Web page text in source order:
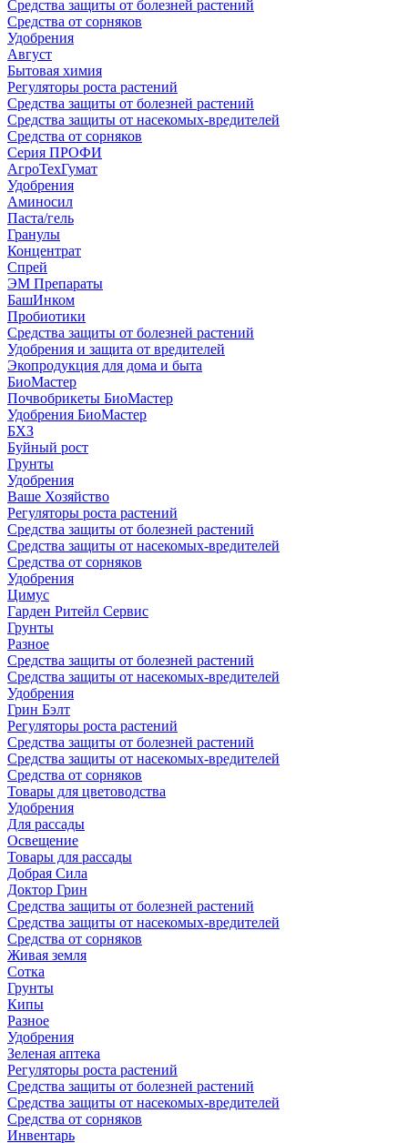
Средства защиты от болезней растений
Средства от сорняков
Удобрения
Август
Бытовая химия
Регуляторы роста растений
Средства защиты от болезней растений
Средства защиты от насекомых-вредителей
Средства от сорняков
Серия ПРОФИ
АгроТехГумат
Удобрения
Аминосил
Паста/гель
Гранулы
Концентрат
Спрей
ЭМ Препараты
БашИнком
Пробиотики
Средства защиты от болезней растений
Удобрения и защита от вредителей
Экопродукция для дома и быта
БиоМастер
Почвобрикеты БиоМастер
Удобрения БиоМастер
БХЗ
Буйный рост
Грунты
Удобрения
Ваше Хозяйство
Регуляторы роста растений
Средства защиты от болезней растений
Средства защиты от насекомых-вредителей
Средства от сорняков
Удобрения
Цимус
Гарден Ритейл Сервис
Грунты
Разное
Средства защиты от болезней растений
Средства защиты от насекомых-вредителей
Удобрения
Грин Бэлт
Регуляторы роста растений
Средства защиты от болезней растений
Средства защиты от насекомых-вредителей
Средства от сорняков
Товары для цветоводства
Удобрения
Для рассады
Освещение
Товары для рассады
Добрая Сила
Доктор Грин
Средства защиты от болезней растений
Средства защиты от насекомых-вредителей
Средства от сорняков
Живая земля
Сотка
Грунты
Кипы
Разное
Удобрения
Зеленая аптека
Регуляторы роста растений
Средства защиты от болезней растений
Средства защиты от насекомых-вредителей
Средства от сорняков
Инвентарь